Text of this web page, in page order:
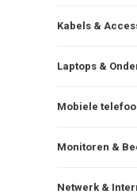
Kabels &
Laptops &
Mobiele
Monitoren &
Netwerk &